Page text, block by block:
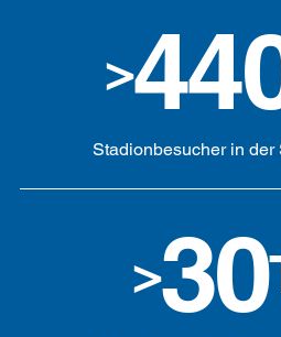
>
Stadionbesucher in der
>30